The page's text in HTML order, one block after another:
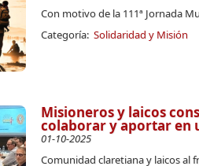
Con motivo de la 111ª Jornada
Categoría: Solidaridad y Misión
Misioneros y laicos
colaborar y aportar en
01-10-2025
Comunidad claretiana y laicos al